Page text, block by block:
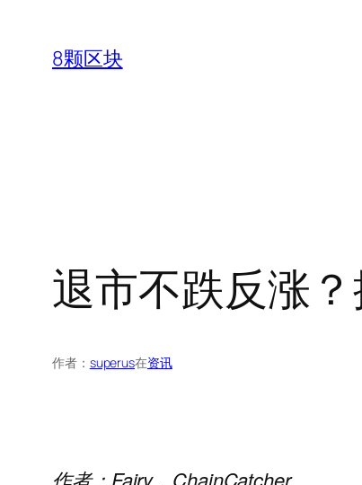
8颗区块
退市不跌反涨？
作者： superus在资讯